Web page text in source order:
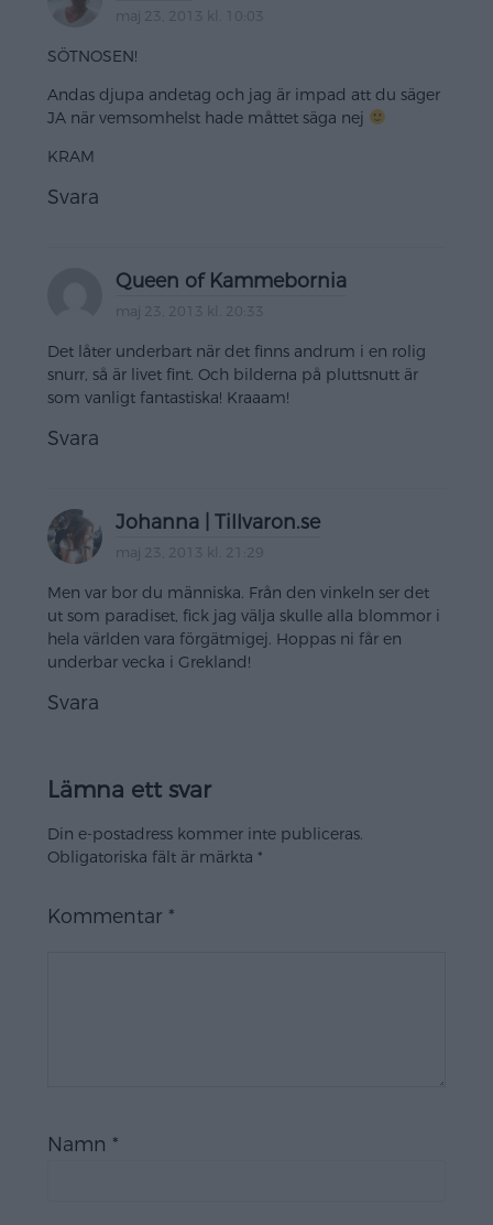
maj 23, 2013 kl. 10:03
SÖTNOSEN!
Andas djupa andetag och jag är impad att du säger
JA när vemsomhelst hade måttet säga nej
KRAM
Svara
Queen of Kammebornia
maj 23, 2013 kl. 20:33
Det låter underbart när det finns andrum i en rolig
snurr, så är livet fint. Och bilderna på pluttsnutt är
som vanligt fantastiska! Kraaam!
Svara
Johanna | Tillvaron.se
maj 23, 2013 kl. 21:29
Men var bor du människa. Från den vinkeln ser det
ut som paradiset, fick jag välja skulle alla blommor i
hela världen vara förgätmigej. Hoppas ni får en
underbar vecka i Grekland!
Svara
Lämna ett svar
Din e-postadress kommer inte publiceras.
Obligatoriska fält är märkta *
Kommentar *
Namn *